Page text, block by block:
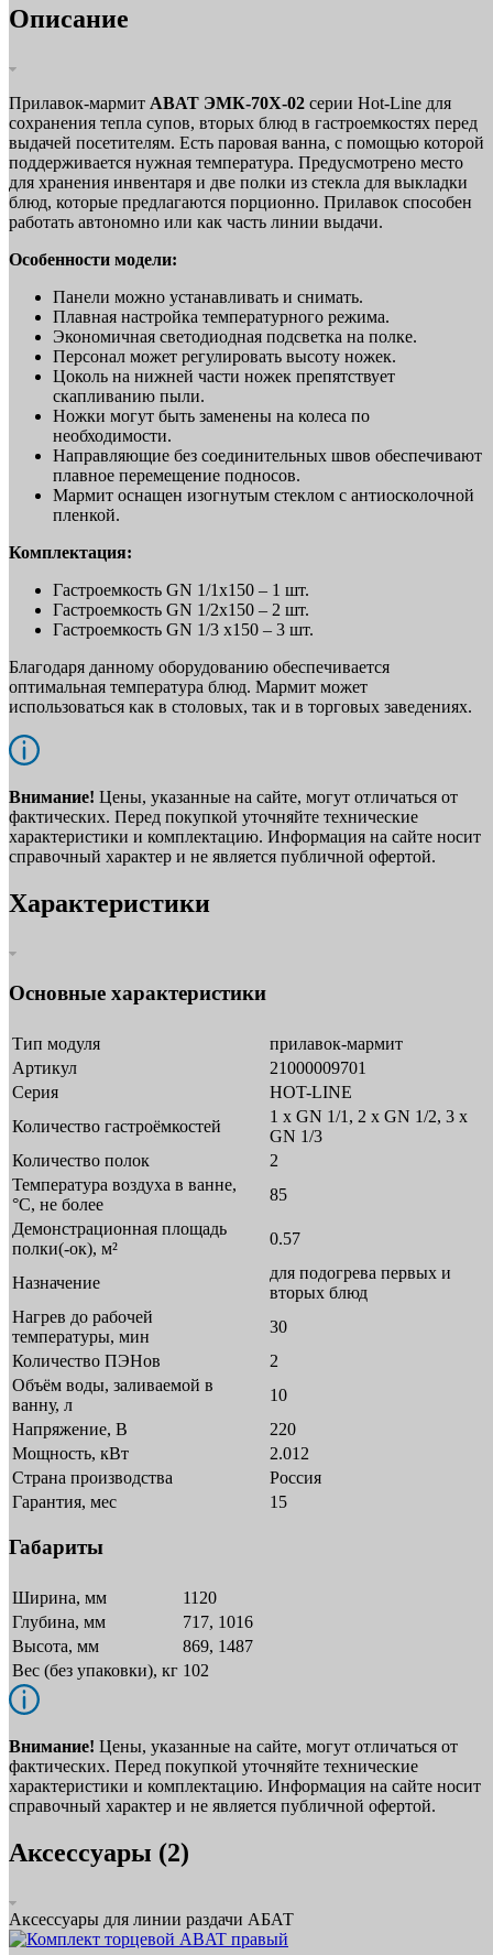
Описание
Прилавок‑мармит ABAT ЭМК‑70Х‑02 серии Hot-Line для
сохранения тепла супов, вторых блюд в гастроемкостях перед
выдачей посетителям. Есть паровая ванна, с помощью которой
поддерживается нужная температура. Предусмотрено место
для хранения инвентаря и две полки из стекла для выкладки
блюд, которые предлагаются порционно. Прилавок способен
работать автономно или как часть линии выдачи.
Особенности модели:
Панели можно устанавливать и снимать.
Плавная настройка температурного режима.
Экономичная светодиодная подсветка на полке.
Персонал может регулировать высоту ножек.
Цоколь на нижней части ножек препятствует
скапливанию пыли.
Ножки могут быть заменены на колеса по
необходимости.
Направляющие без соединительных швов обеспечивают
плавное перемещение подносов.
Мармит оснащен изогнутым стеклом с антиосколочной
пленкой.
Комплектация:
Гастроемкость GN 1/1x150 – 1 шт.
Гастроемкость GN 1/2x150 – 2 шт.
Гастроемкость GN 1/3 x150 – 3 шт.
Благодаря данному оборудованию обеспечивается
оптимальная температура блюд. Мармит может
использоваться как в столовых, так и в торговых заведениях.
Внимание! Цены, указанные на сайте, могут отличаться от
фактических. Перед покупкой уточняйте технические
характеристики и комплектацию. Информация на сайте носит
справочный характер и не является публичной офертой.
Характеристики
Основные характеристики
Тип модуля
прилавок-мармит
Артикул
21000009701
Серия
HOT-LINE
Количество гастроёмкостей
1 х GN 1/1, 2 х GN 1/2, 3 х
GN 1/3
Количество полок
2
Температура воздуха в ванне,
°С, не более
85
Демонстрационная площадь
полки(-ок), м²
0.57
Назначение
для подогрева первых и
вторых блюд
Нагрев до рабочей
температуры, мин
30
Количество ПЭНов
2
Объём воды, заливаемой в
ванну, л
10
Напряжение, В
220
Мощность, кВт
2.012
Страна производства
Россия
Гарантия, мес
15
Габариты
Ширина, мм
1120
Глубина, мм
717, 1016
Высота, мм
869, 1487
Вес (без упаковки), кг 102
Внимание! Цены, указанные на сайте, могут отличаться от
фактических. Перед покупкой уточняйте технические
характеристики и комплектацию. Информация на сайте носит
справочный характер и не является публичной офертой.
Аксессуары (2)
Аксессуары для линии раздачи АБАТ